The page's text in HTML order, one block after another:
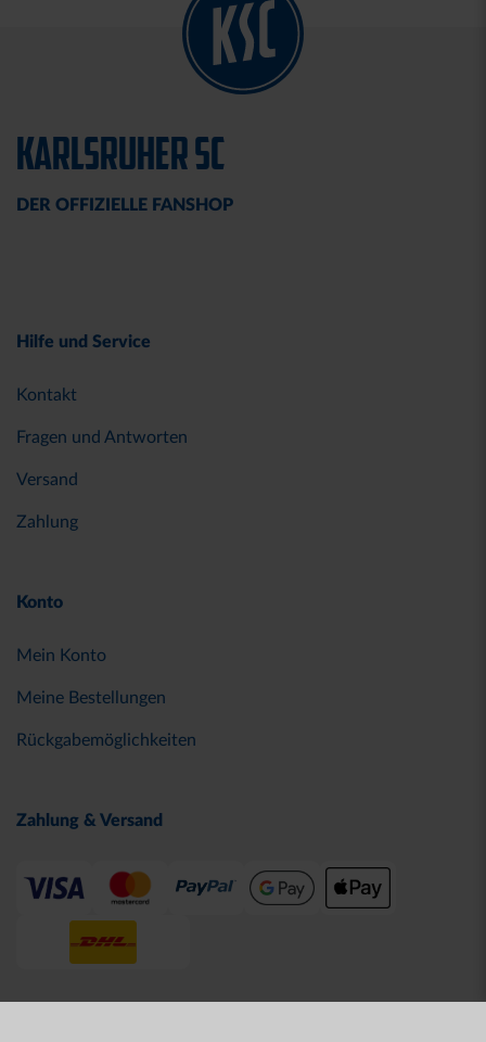
KARLSRUHER SC
DER OFFIZIELLE FANSHOP
Hilfe und Service
Kontakt
Fragen und Antworten
Versand
Zahlung
Konto
Mein Konto
Meine Bestellungen
Rückgabemöglichkeiten
Zahlung & Versand